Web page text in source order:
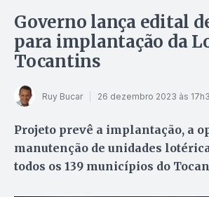
Governo lança edital
para implantação da
Tocantins
Ruy Bucar 26 dezembro 2023 às
Projeto prevê a implantação, a
manutenção de unidades
todos os 139 municípios do